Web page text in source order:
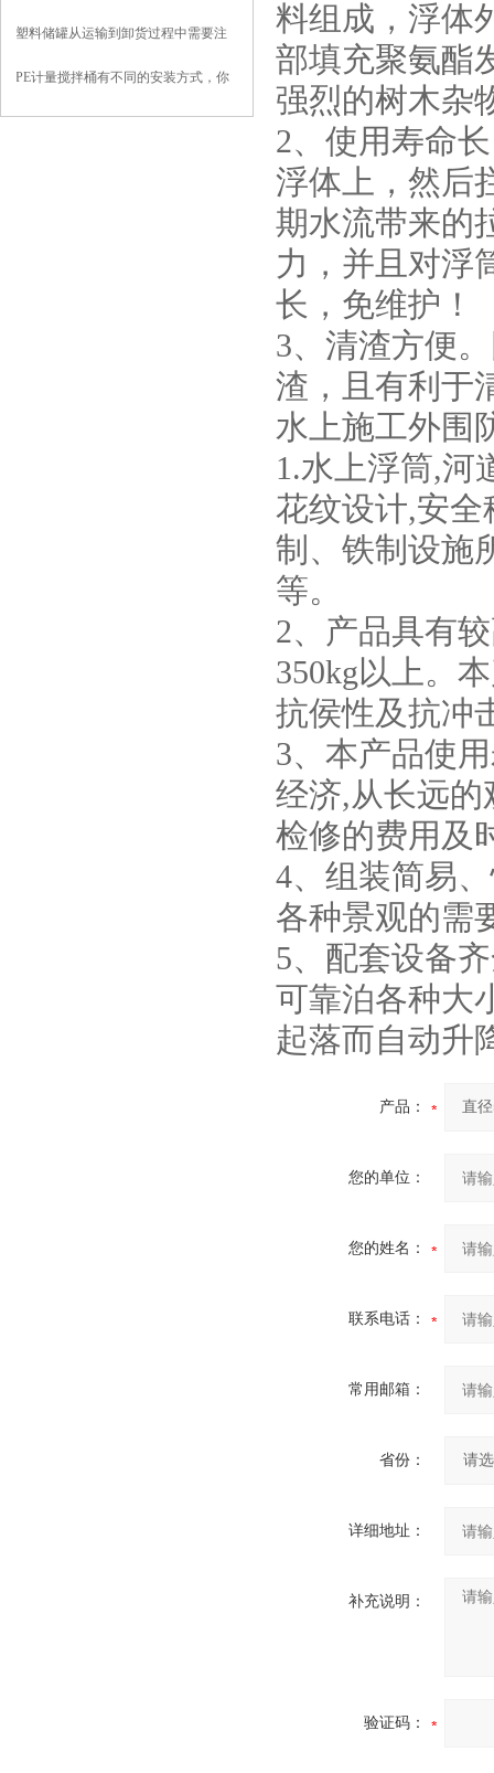
塑料储罐从运输到卸货过程中需要注
PE计量搅拌桶有不同的安装方式，你
料组成，浮体
部填充聚氨酯
强烈的树木杂
2、使用寿命
浮体上，然后
期水流带来的
力，并且对浮
长，免维护！
3、清渣方便
渣，且有利于
水上施工外围
1.水上浮筒,河
花纹设计,安
制、铁制设施
等。
2、产品具有
350kg以上。
抗侯性及抗冲
3、本产品使
经济,从长远
检修的费用及
4、组装简易
各种景观的需
5、配套设备
可靠泊各种大
起落而自动升
产品：
您的单位：
您的姓名：
联系电话：
常用邮箱：
省份：
详细地址：
补充说明：
验证码：